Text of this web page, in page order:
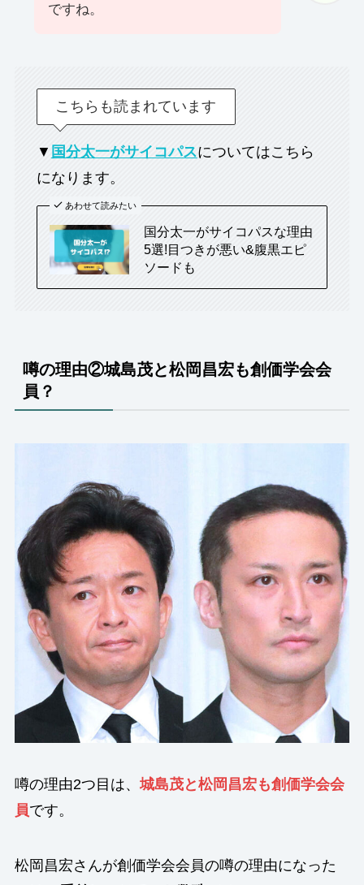
ですね。
こちらも読まれています
▼ 国分太一がサイコパスについてはこちら
になります。
あわせて読みたい
国分太一がサイコパスな理由
5選!目つきが悪い&腹黒エピ
ソードも
噂の理由②城島茂と松岡 昌宏も創価学会会
員？
噂の理由2つ目は、 城島茂と松岡昌宏も創価学会会
員です。
松岡昌宏さんが創価学会会員の噂の理由になった